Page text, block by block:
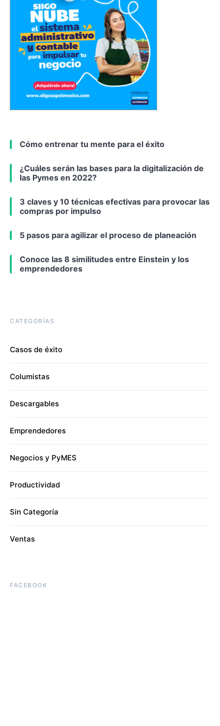
Cómo entrenar tu mente para el éxito
¿Cuáles serán las bases para la digitalización de
las Pymes en 2022?
3 claves y 10 técnicas efectivas para provocar las
compras por impulso
5 pasos para agilizar el proceso de planeación
Conoce las 8 similitudes entre Einstein y los
emprendedores
CATEGORÍAS
Casos de éxito
Columistas
Descargables
Emprendedores
Negocios y PyMES
Productividad
Sin Categoría
Ventas
FACEBOOK